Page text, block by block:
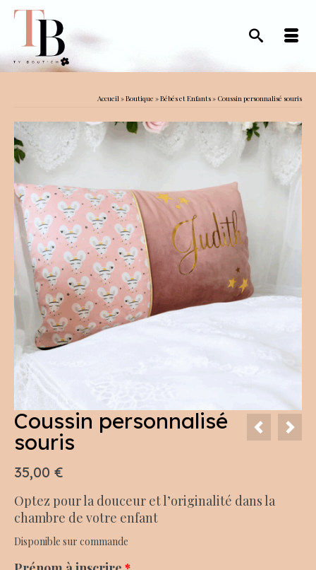
Accueil»Boutique »Bébés et Enfants» Coussin personnalisé souris
Coussin personnalisé
souris
35,00 €
Optez pour la douceur et l’originalité dans la
chambre de votre enfant
Disponible sur commande